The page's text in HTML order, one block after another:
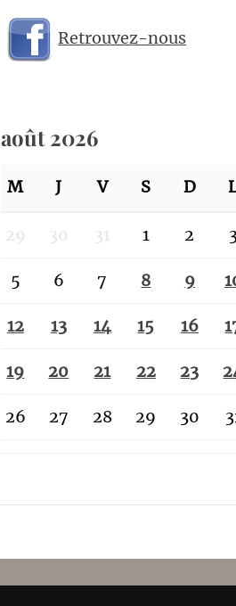
Retrouvez-nous
août 2026
M J V S D
29 30 31 1 2
5 6 7 8 9
12 13 14 15 16
19 20 21 22 23
26 27 28 29 30